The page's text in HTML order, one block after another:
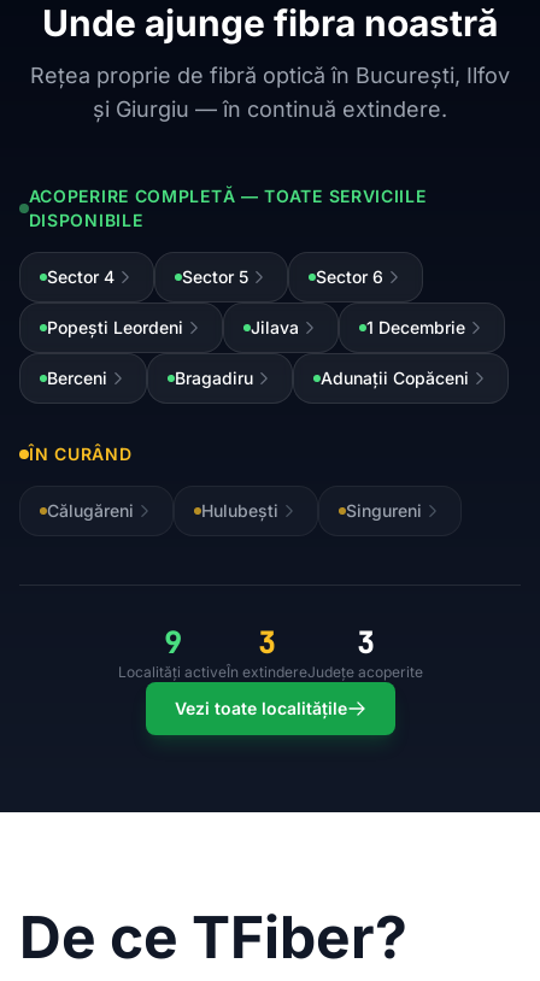
Unde ajunge fibra noastră
Rețea proprie de fibră optică în București, Ilfov
și Giurgiu — în continuă extindere.
ACOPERIRE COMPLETĂ — TOATE SERVICIILE
DISPONIBILE
Sector 4 Sector 5 Sector 6
Popești Leordeni Jilava 1 Decembrie
Berceni Bragadiru Adunații Copăceni
ÎN CURÂND
Călugăreni Hulubești Singureni
9
Localități active
3
În extindere
3
Județe acoperite
Vezi toate localitățile
De ce TFiber?